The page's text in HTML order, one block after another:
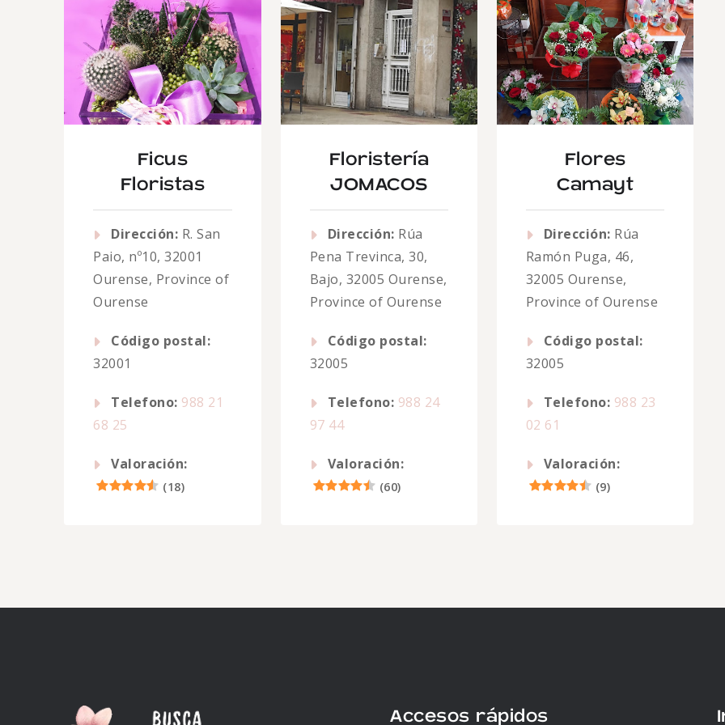
Ficus
Floristas
Dirección: R. San
Paio, nº10, 32001
Ourense, Province of
Ourense
Código postal:
32001
Telefono: 988 21
68 25
Valoración:
(18)
Floristería
JOMACOS
Dirección: Rúa
Pena Trevinca, 30,
Bajo, 32005 Ourense,
Province of Ourense
Código postal:
32005
Telefono: 988 24
97 44
Valoración:
(60)
Flores
Camayt
Dirección: Rúa
Ramón Puga, 46,
32005 Ourense,
Province of Ourense
Código postal:
32005
Telefono: 988 23
02 61
Valoración:
(9)
Accesos rápidos